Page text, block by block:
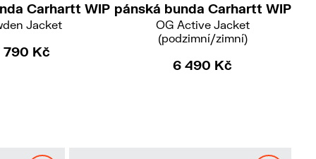
Carhartt WIP
Jacket
790 Kč
pánská bunda Carhartt WIP
OG Active Jacket
(podzimní/zimní)
6 490 Kč